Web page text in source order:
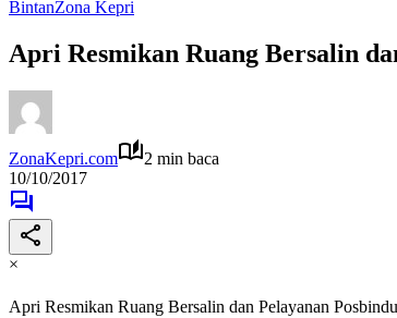
BintanZona Kepri
Apri Resmikan Ruang Bersalin
ZonaKepri.com
2 min baca
10/10/2017
×
Apri Resmikan Ruang Bersalin dan Pelayanan